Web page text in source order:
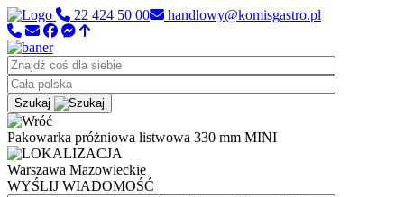
22 424 50 00 handlowy@komisgastro.pl
Szukaj
Pakowarka próżniowa listwowa 330 mm MINI
Warszawa Mazowieckie
WYŚLIJ WIADOMOŚĆ